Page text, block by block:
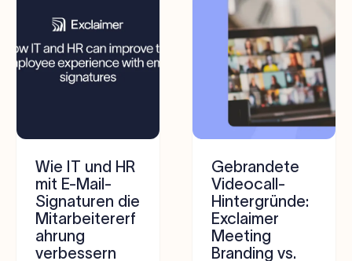
Wie IT und HR
mit E-Mail-
Signaturen die
Mitarbeitererf
ahrung
verbessern
Gebrandete
Videocall-
Hintergründe:
Exclaimer
Meeting
Branding vs.